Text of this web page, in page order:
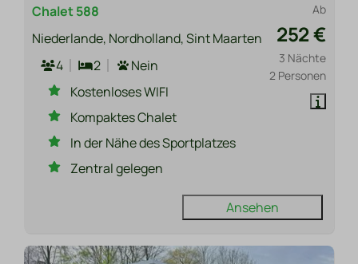
Ab
252 €
3 Nächte
2 Personen
Chalet 588
Niederlande, Nordholland, Sint Maarten
4
2
Nein
Kostenloses WIFI
Kompaktes Chalet
In der Nähe des Sportplatzes
Zentral gelegen
Ansehen